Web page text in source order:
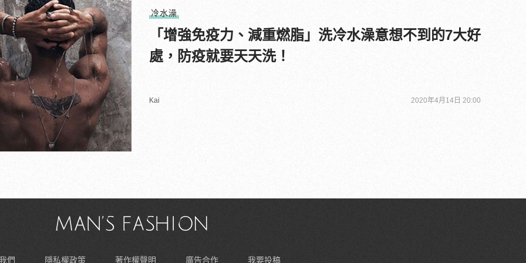
冷水澡
「增強免疫力、減重燃脂」洗冷水澡意想不到的7大好
處，防疫就要天天洗！
Kai 2020年4月14日 20:00
們 隱私權政策 著作權聲明 廣告合作 我要投稿